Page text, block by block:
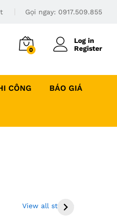
Gọi ngay: 0917.509.855
0
Log in
Register
CÔNG BÁO GIÁ
View all stories
trang điểm gỗ